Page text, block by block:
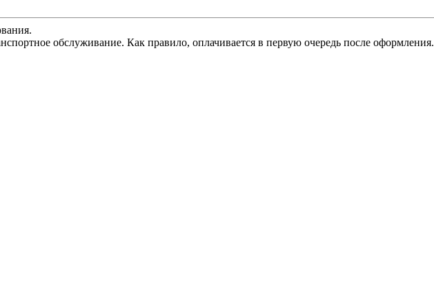
обслуживание. Как правило, оплачивается в первую очередь после оформления.